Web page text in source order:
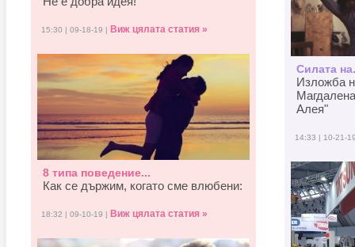
15:30 | 09-18-19 | Виж цялата статия »
8 типа поведение...
Как се държим, когато смe влюбени:
18:32 | 09-10-19 | Виж цялата статия »
Силата
Изложба
Алея"
14:33 | 10-21-